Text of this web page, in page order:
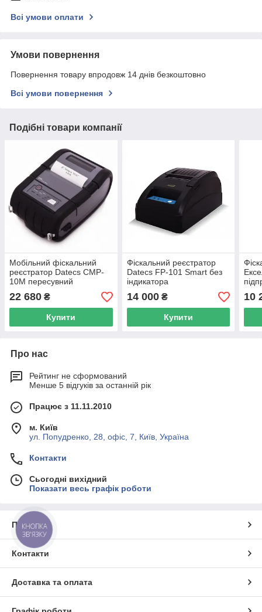
Всі умови оплати
Умови повернення
Повернення товару впродовж 14 днів безкоштовно
Всі умови повернення
Подібні товари компанії
Мобільний фіскальний
реєстратор Datecs CMP-
10М пересувний
22 680 ₴
Купити
Фіскальний реєстратор
Datecs FP-101 Smart без
індикатора
14 000₴
Купити
10
Про нас
Рейтинг не сформований
Менше 5 відгуків за останній рік
Працює з 11.11.2010
м. Київ
ул. Попудренко, 28, офіс, 7, Київ, Україна
Контакти
Сьогодні вихідний
Показати весь графік роботи
Про нас
Контакти
Доставка та оплата
КНОПКА
ЗВ'ЯЗКУ